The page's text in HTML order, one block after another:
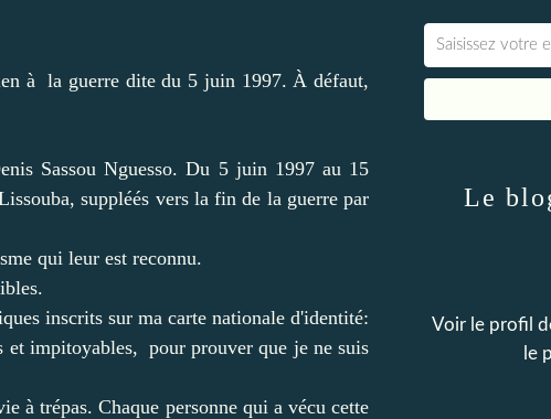
à la guerre dite du 5 juin 1997. À défaut,
Sassou Nguesso. Du 5 juin 1997 au 15
suppléés vers la fin de la guerre par
qui leur est reconnu.
inscrits sur ma carte nationale d'identité:
et impitoyables, pour prouver que je ne suis
à trépas. Chaque personne qui a vécu cette
Le
Voir le profil
le